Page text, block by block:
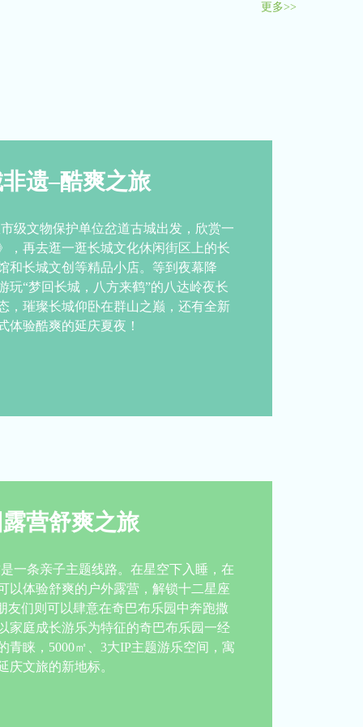
更多>>
遗–酷爽之旅
级文物保护单位岔道古城出发，欣赏一
，再去逛一逛长城文化休闲街区上的长
和长城文创等精品小店。等到夜幕降
玩“梦回长城，八方来鹤”的八达岭夜长
，璀璨长城仰卧在群山之巅，还有全新
体验酷爽的延庆夏夜！
营舒爽之旅
一条亲子主题线路。在星空下入睡，在
以体验舒爽的户外露营，解锁十二星座
友们则可以肆意在奇巴布乐园中奔跑撒
家庭成长游乐为特征的奇巴布乐园一经
青睐，5000㎡、3大IP主题游乐空间，寓
庆文旅的新地标。